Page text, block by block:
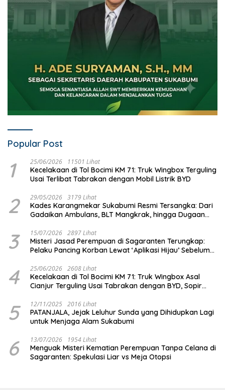
Popular Post
1 25/06/2026 11501 Lihat
Kecelakaan di Tol Bocimi KM 71: Truk Wingbox Terguling
Usai Terlibat Tabrakan dengan Mobil Listrik BYD
2 29/05/2026 3179 Lihat
Kades Karangmekar Sukabumi Resmi Tersangka: Dari
Gadaikan Ambulans, BLT Mangkrak, hingga Dugaan
3 15/07/2026 2897 Lihat
Misteri Jasad Perempuan di Sagaranten Terungkap:
Pelaku Pancing Korban Lewat ‘Aplikasi Hijau’ Sebelum
4 25/06/2026 2608 Lihat
Kecelakaan di Tol Bocimi KM 71: Truk Wingbox Asal
Cianjur Terguling Usai Tabrakan dengan BYD, Sopir
5 12/11/2025 2016 Lihat
PATANJALA, Jejak Leluhur Sunda yang Dihidupkan Lagi
untuk Menjaga Alam Sukabumi
6 13/07/2026 1954 Lihat
Menguak Misteri Kematian Perempuan Tanpa Celana di
Sagaranten: Spekulasi Liar vs Meja Otopsi